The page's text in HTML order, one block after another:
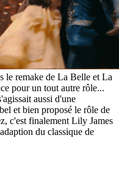
le remake de La Belle et La
pour un tout autre rôle...
aussi d'une
et bien proposé le rôle de
c'est finalement Lily James
du classique de